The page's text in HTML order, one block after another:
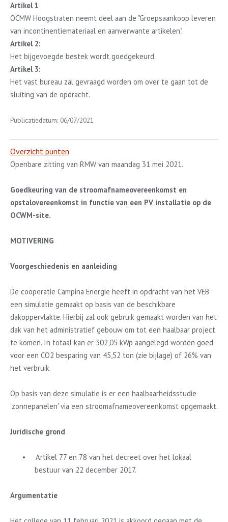
Artikel 1
OCMW Hoogstraten neemt deel aan de "Groepsaankoop leveren
van incontinentiemateriaal en aanverwante artikelen".
Artikel 2:
Het bijgevoegde bestek wordt goedgekeurd.
Artikel 3:
Het vast bureau zal gevraagd worden om over te gaan tot de
sluiting van de opdracht.
Publicatiedatum: 06/07/2021
Overzicht punten
Openbare zitting van RMW van maandag 31 mei 2021.
Goedkeuring van de stroomafnameovereenkomst en
opstalovereenkomst in functie van een PV installatie op de
OCWM-site.
MOTIVERING
Voorgeschiedenis en aanleiding
De coöperatie Campina Energie heeft in opdracht van het VEB
een simulatie gemaakt op basis van de beschikbare
dakoppervlakte. Hierbij zal ook gebruik gemaakt worden van het
dak van het administratief gebouw om tot een haalbaar project
te komen. In totaal kan er 302,05 kWp aangelegd worden goed
voor een CO2 besparing van 45,52 ton (zie bijlage) of 26% van
het verbruik.
Op basis van deze simulatie is er een haalbaarheidsstudie
'zonnepanelen' via een stroomafnameovereenkomst opgemaakt.
Juridische grond
•
Artikel 77 en 78 van het decreet over het lokaal
bestuur van 22 december 2017.
Argumentatie